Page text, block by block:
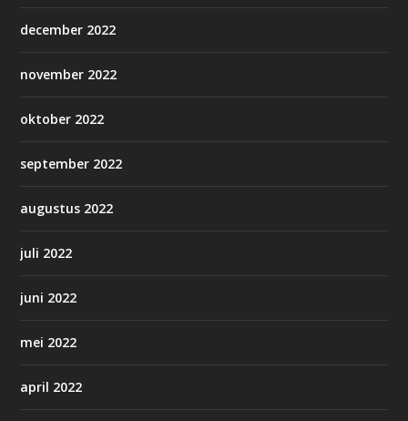
december 2022
november 2022
oktober 2022
september 2022
augustus 2022
juli 2022
juni 2022
mei 2022
april 2022